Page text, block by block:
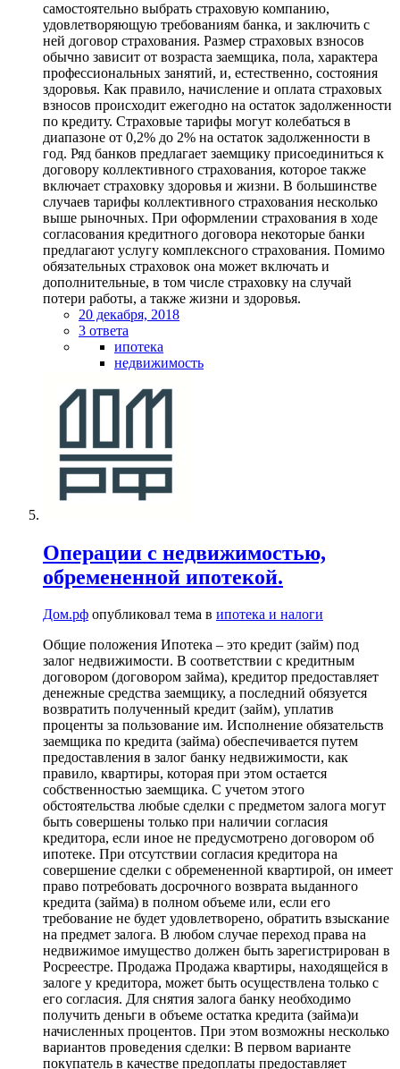
самостоятельно выбрать страховую компанию,
удовлетворяющую требованиям банка, и заключить с
ней договор страхования. Размер страховых взносов
обычно зависит от возраста заемщика, пола, характера
профессиональных занятий, и, естественно, состояния
здоровья. Как правило, начисление и оплата страховых
взносов происходит ежегодно на остаток задолженности
по кредиту. Страховые тарифы могут колебаться в
диапазоне от 0,2% до 2% на остаток задолженности в
год. Ряд банков предлагает заемщику присоединиться к
договору коллективного страхования, которое также
включает страховку здоровья и жизни. В большинстве
случаев тарифы коллективного страхования несколько
выше рыночных. При оформлении страхования в ходе
согласования кредитного договора некоторые банки
предлагают услугу комплексного страхования. Помимо
обязательных страховок она может включать и
дополнительные, в том числе страховку на случай
потери работы, а также жизни и здоровья.
20 декабря, 2018
3 ответа
ипотека
недвижимость
Операции с недвижимостью,
обремененной ипотекой.
Дом.рф опубликовал тема в ипотека и налоги
Общие положения Ипотека – это кредит (займ) под
залог недвижимости. В соответствии с кредитным
договором (договором займа), кредитор предоставляет
денежные средства заемщику, а последний обязуется
возвратить полученный кредит (займ), уплатив
проценты за пользование им. Исполнение обязательств
заемщика по кредита (займа) обеспечивается путем
предоставления в залог банку недвижимости, как
правило, квартиры, которая при этом остается
собственностью заемщика. С учетом этого
обстоятельства любые сделки с предметом залога могут
быть совершены только при наличии согласия
кредитора, если иное не предусмотрено договором об
ипотеке. При отсутствии согласия кредитора на
совершение сделки с обремененной квартирой, он имеет
право потребовать досрочного возврата выданного
кредита (займа) в полном объеме или, если его
требование не будет удовлетворено, обратить взыскание
на предмет залога. В любом случае переход права на
недвижимое имущество должен быть зарегистрирован в
Росреестре. Продажа Продажа квартиры, находящейся в
залоге у кредитора, может быть осуществлена только с
его согласия. Для снятия залога банку необходимо
получить деньги в объеме остатка кредита (займа)и
начисленных процентов. При этом возможны несколько
вариантов проведения сделки: В первом варианте
покупатель в качестве предоплаты предоставляет